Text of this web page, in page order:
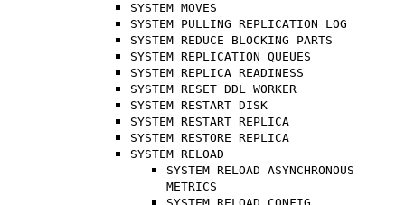
SYSTEM MOVES
SYSTEM PULLING REPLICATION LOG
SYSTEM REDUCE BLOCKING PARTS
SYSTEM REPLICATION QUEUES
SYSTEM REPLICA READINESS
SYSTEM RESET DDL WORKER
SYSTEM RESTART DISK
SYSTEM RESTART REPLICA
SYSTEM RESTORE REPLICA
SYSTEM RELOAD
SYSTEM RELOAD ASYNCHRONOUS
METRICS